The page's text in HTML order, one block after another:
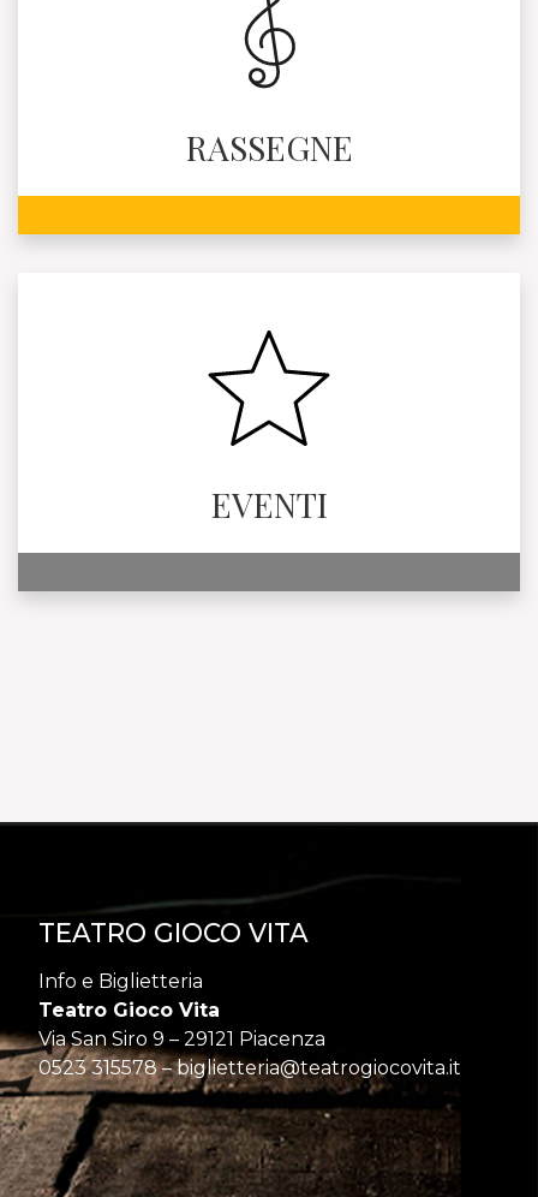
RASSEGNE
EVENTI
TEATRO GIOCO VITA
Info e Biglietteria
Teatro Gioco Vita
Via San Siro 9 – 29121 Piacenza
0523 315578 – biglietteria@teatrogiocovita.it